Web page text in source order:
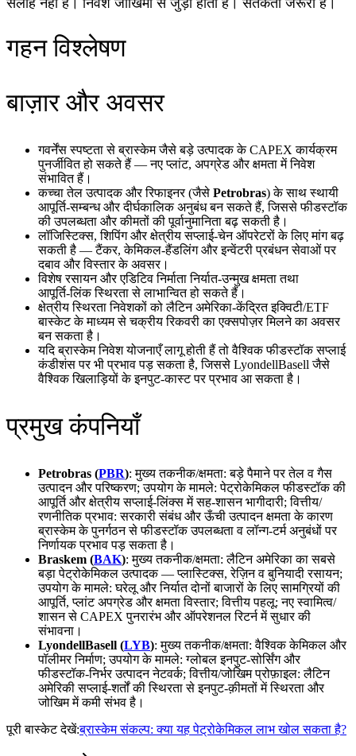
गहन विश्लेषण
बाज़ार और अवसर
गवर्नेंस स्पष्टता से ब्रास्केम जैसे बड़े उत्पादक के CAPEX कार्यक्रम
पुनर्जीवित हो सकते हैं — नए प्लांट, अपग्रेड और क्षमता में निवेश
संभावित हैं।
कच्चा तेल उत्पादक और रिफाइनर (जैसे Petrobras) के साथ स्थायी
आपूर्ति‑सम्बन्ध और दीर्घकालिक अनुबंध बन सकते हैं, जिससे फीडस्टॉक
की उपलब्धता और कीमतों की पूर्वानुमानिता बढ़ सकती है।
लॉजिस्टिक्स, शिपिंग और क्षेत्रीय सप्लाई‑चेन ऑपरेटरों के लिए मांग बढ़
सकती है — टैंकर, केमिकल‑हैंडलिंग और इन्वेंटरी प्रबंधन सेवाओं पर
दबाव और विस्तार के अवसर।
विशेष रसायन और एडिटिव निर्माता निर्यात‑उन्मुख क्षमता तथा
आपूर्ति‑लिंक स्थिरता से लाभान्वित हो सकते हैं।
क्षेत्रीय स्थिरता निवेशकों को लैटिन अमेरिका‑केंद्रित इक्विटी/ETF
बास्केट के माध्यम से चक्रीय रिकवरी का एक्सपोज़र मिलने का अवसर
बन सकता है।
यदि ब्रास्केम निवेश योजनाएँ लागू होती हैं तो वैश्विक फीडस्टॉक सप्लाई
कंडीशंस पर भी प्रभाव पड़ सकता है, जिससे LyondellBasell जैसे
वैश्विक खिलाड़ियों के इनपुट‑कास्ट पर प्रभाव आ सकता है।
प्रमुख कंपनियाँ
Petrobras (PBR): मुख्य तकनीक/क्षमता: बड़े पैमाने पर तेल व गैस
उत्पादन और परिष्करण; उपयोग के मामले: पेट्रोकेमिकल फीडस्टॉक की
आपूर्ति और क्षेत्रीय सप्लाई‑लिंक्स में सह‑शासन भागीदारी; वित्तीय/
रणनीतिक प्रभाव: सरकारी संबंध और ऊँची उत्पादन क्षमता के कारण
ब्रास्केम के पुनर्गठन से फीडस्टॉक उपलब्धता व लॉन्ग‑टर्म अनुबंधों पर
निर्णायक प्रभाव पड़ सकता है।
Braskem (BAK): मुख्य तकनीक/क्षमता: लैटिन अमेरिका का सबसे
बड़ा पेट्रोकेमिकल उत्पादक — प्लास्टिक्स, रेज़िन व बुनियादी रसायन;
उपयोग के मामले: घरेलू और निर्यात दोनों बाजारों के लिए सामग्रियों की
आपूर्ति, प्लांट अपग्रेड और क्षमता विस्तार; वित्तीय पहलू: नए स्वामित्व/
शासन से CAPEX पुनरारंभ और ऑपरेशनल रिटर्न में सुधार की
संभावना।
LyondellBasell (LYB): मुख्य तकनीक/क्षमता: वैश्विक केमिकल और
पॉलीमर निर्माण; उपयोग के मामले: ग्लोबल इनपुट‑सोर्सिंग और
फीडस्टॉक‑निर्भर उत्पादन नेटवर्क; वित्तीय/जोखिम प्रोफ़ाइल: लैटिन
अमेरिकी सप्लाई‑शर्तों की स्थिरता से इनपुट‑क़ीमतों में स्थिरता और
जोखिम में कमी संभव है।
पूरी बास्केट देखें:ब्रास्केम संकल्प: क्या यह पेट्रोकेमिकल लाभ खोल सकता है?